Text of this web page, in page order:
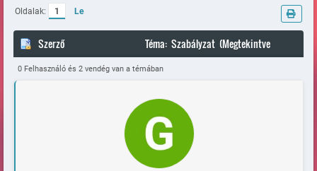
Oldalak: 1 Le
Szerző
Téma: Szabályzat (Megtekintve
92824 alkalommal)
0 Felhasználó és 2 vendég van a témában